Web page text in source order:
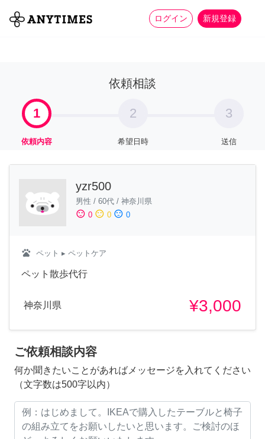
ログイン 新規登録
全て 家事 more_horiz
依頼相談
1
依頼内容
2
希望日時
3
送信
yzr500
男性 / 60代 / 神奈川県
sentiment_satisfied 0 sentiment_neutral 0 sentiment_dissatisfied 0
pets ペット ▸ ペットケア
ペット散歩代行
神奈川県 ¥3,000
ご依頼相談内容
何か聞きたいことがあればメッセージを入れてください
（文字数は500字以内）